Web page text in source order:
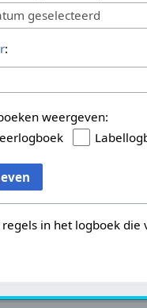
geselecteerd
:
weergeven:
regels in het logboek